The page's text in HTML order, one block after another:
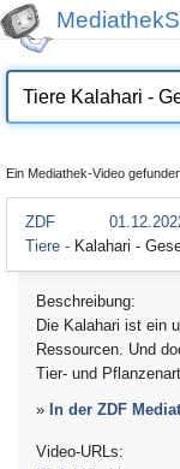
Ein Mediathek-Video
ZDF
Tiere - Kalahari -
Beschreibung:
Die Kalahari ist ein
Ressourcen. Und
Tier- und
» In der ZDF
Video-URLs: